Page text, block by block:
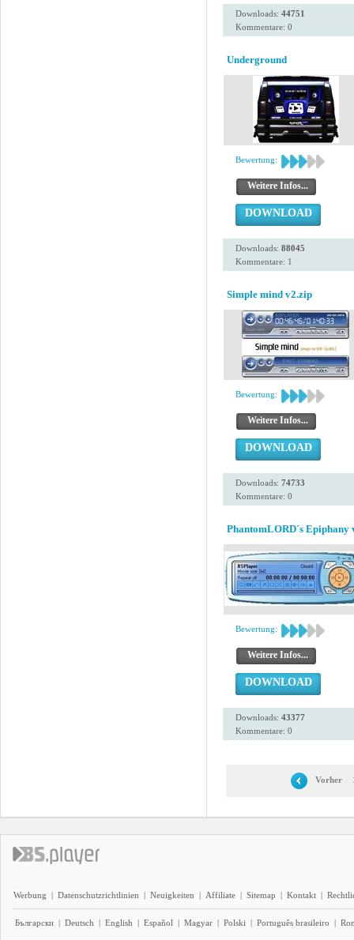
Downloads: 44751
Kommentare: 0
Underground
Bewertung:
Weitere Infos...
DOWNLOAD
Downloads: 88045
Kommentare: 1
Simple mind v2.zip
Bewertung:
Weitere Infos...
DOWNLOAD
Downloads: 74733
Kommentare: 0
PhantomLORD´s Epiphany
Bewertung:
Weitere Infos...
DOWNLOAD
Downloads: 43377
Kommentare: 0
Vorher
Werbung | Datenschutzrichtlinien | Neuigkeiten | Affiliate | Sitemap | Kontakt |
Български | Deutsch | English | Español | Magyar | Polski | Português brasileiro |